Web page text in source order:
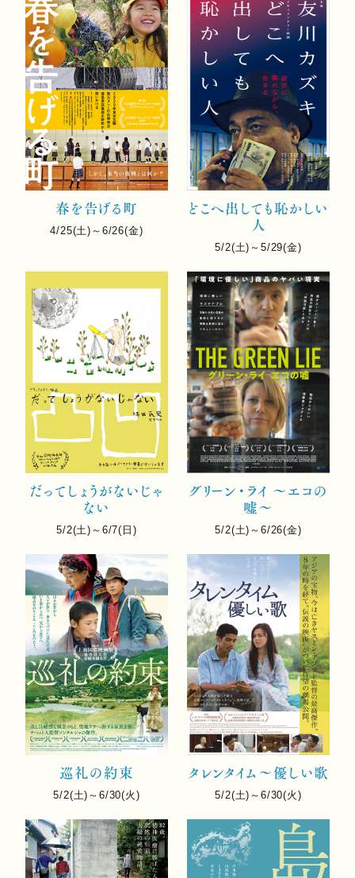
春を告げる町
4/25(土)～6/26(金)
どこへ出しても恥かしい
人
5/2(土)～5/29(金)
だってしょうがないじゃ
ない
5/2(土)～6/7(日)
グリーン・ライ 〜エコの
嘘〜
5/2(土)～6/26(金)
巡礼の約束
5/2(土)～6/30(火)
タレンタイム～優しい歌
5/2(土)～6/30(火)